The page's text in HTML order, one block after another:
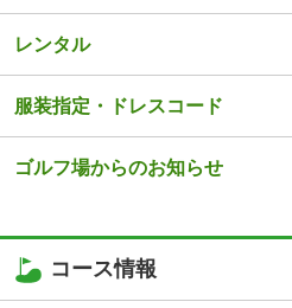
レンタル
服装指定・ドレスコード
ゴルフ場からのお知らせ
コース情報